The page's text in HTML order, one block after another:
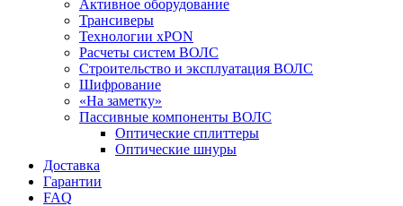
Активное оборудование
Трансиверы
Технологии xPON
Расчеты систем ВОЛС
Строительство и эксплуатация ВОЛС
Шифрование
«На заметку»
Пассивные компоненты ВОЛС
Оптические сплиттеры
Оптические шнуры
Доставка
Гарантии
FAQ